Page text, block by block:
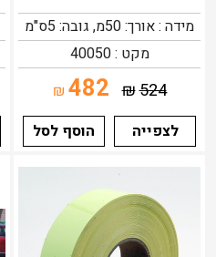
מידה : אורך: 50מ, גובה: 5ס"מ
מקט : 40050
524
₪
482
₪
לצפייה
הוסף לסל